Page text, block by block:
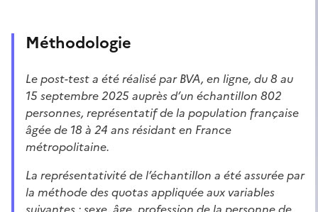
Méthodologie
Le post-test a été réalisé par BVA, en ligne, du 8 au
15 septembre 2025 auprès d’un échantillon 802
personnes, représentatif de la population française
âgée de 18 à 24 ans résidant en France
métropolitaine.
La représentativité de l’échantillon a été assurée par
la méthode des quotas appliquée aux variables